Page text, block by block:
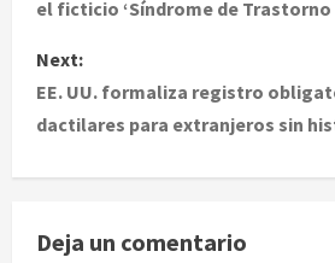
t
n
a
v
el ficticio ‘Síndrome de Trastorno
Next:
EE. UU. formaliza registro
dactilares para extranjeros sin
Deja un comentario